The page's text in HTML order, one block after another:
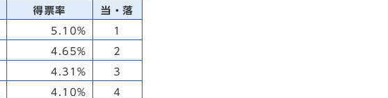
得票率 当・落
5.10% 1
4.65% 2
4.31% 3
4.10% 4